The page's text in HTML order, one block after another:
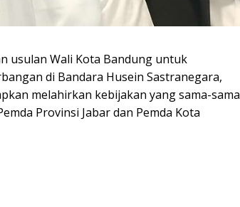
usulan Wali Kota Bandung untuk
di Bandara Husein Sastranegara,
melahirkan kebijakan yang sama-sama
Provinsi Jabar dan Pemda Kota